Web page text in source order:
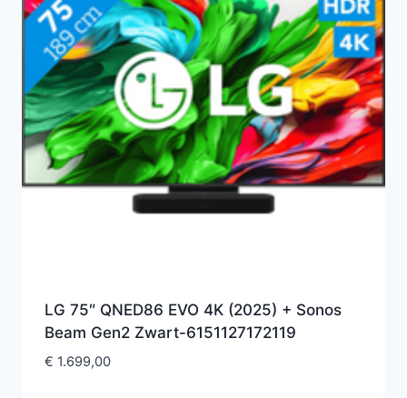
LG 75″ QNED86 EVO 4K (2025) + Sonos
Beam Gen2 Zwart-6151127172119
€ 1.699,00